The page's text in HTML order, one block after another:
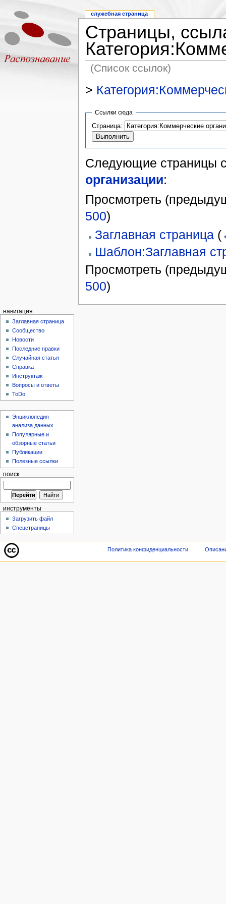
Страницы,
(Список ссылок)
>
Ссылки сюда
Страница:
Следующие страницы
организации:
Просмотреть
500)
Заглавная страница (
Шаблон:Заглавная
Просмотреть
500)
служебная страница
навигация
Заглавная страница
Сообщество
Новости
Последние правки
Случайная статья
Справка
Инструктаж
Вопросы и ответы
ToDo
Энциклопедия
анализа данных
Популярные и
обзорные статьи
Публикации
Полезные ссылки
поиск
инструменты
Загрузить файл
Спецстраницы
Политика конфиденциальности